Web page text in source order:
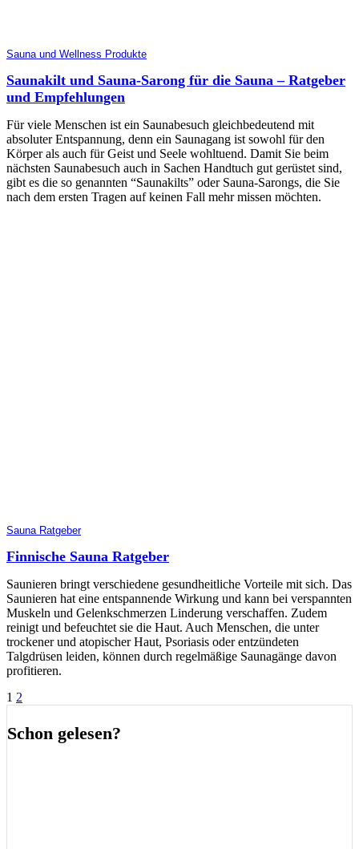
Sauna und Wellness Produkte
Saunakilt und Sauna-Sarong für die Sauna – Ratgeber
und Empfehlungen
Für viele Menschen ist ein Saunabesuch gleichbedeutend mit
absoluter Entspannung, denn ein Saunagang ist sowohl für den
Körper als auch für Geist und Seele wohltuend. Damit Sie beim
nächsten Saunabesuch auch in Sachen Handtuch gut gerüstet sind,
gibt es die so genannten “Saunakilts” oder Sauna-Sarongs, die Sie
nach dem ersten Tragen auf keinen Fall mehr missen möchten.
Sauna Ratgeber
Finnische Sauna Ratgeber
Saunieren bringt verschiedene gesundheitliche Vorteile mit sich. Das
Saunieren hat eine entspannende Wirkung und kann bei verspannten
Muskeln und Gelenkschmerzen Linderung verschaffen. Zudem
reinigt und befeuchtet sie die Haut. Auch Menschen, die unter
trockener und atopischer Haut, Psoriasis oder entzündeten
Talgdrüsen leiden, können durch regelmäßige Saunagänge davon
profitieren.
Seitennummerierung
Beiträge
1 2
Schon gelesen?